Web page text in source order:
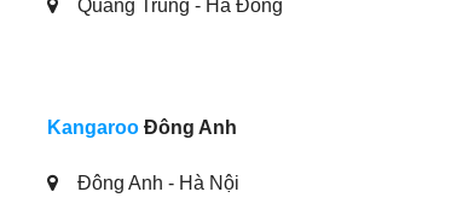
Quang Trung - Hà Đông
KangarooĐông Anh
Đông Anh - Hà Nội